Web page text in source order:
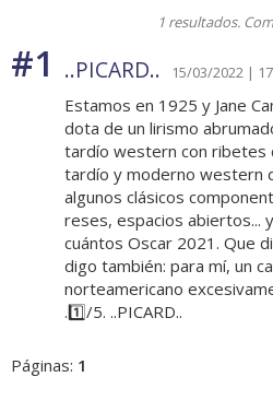
1 resultados.
#1 ..PICARD.. 15/03/2022 |
Estamos en 1925 y Jane
dota de un lirismo
tardío western con ribetes
tardío y moderno western
algunos clásicos
reses, espacios abiertos...
cuántos Oscar 2021. Que
digo también: para mí, un
norteamericano
.1️⃣/5. ..PICARD..
Páginas: 1